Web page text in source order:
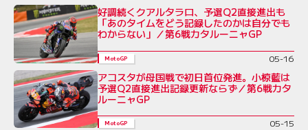
好調続くクアルタラロ、予選Q2直接進出も
「あのタイムをどう記録したのかは自分でも
わからない」／第6戦カタルーニャGP
MotoGP 05-16
アコスタが母国戦で初日首位発進。小椋藍は
予選Q2直接進出記録更新ならず／第6戦カタ
ルーニャGP
MotoGP 05-15